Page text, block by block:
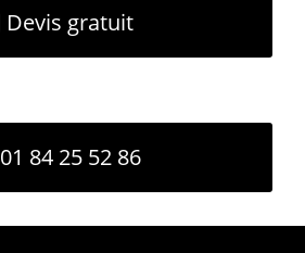
Devis gratuit
01 84 25 52 86